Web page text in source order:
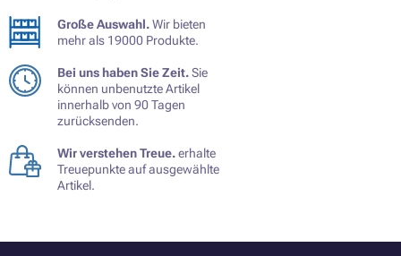
Große Auswahl.Wir bieten
mehr als 19000 Produkte.
Bei uns haben Sie Zeit.Sie
können unbenutzte Artikel
innerhalb von 90 Tagen
zurücksenden.
Wir verstehen Treue.erhalte
Treuepunkte auf ausgewählte
Artikel.